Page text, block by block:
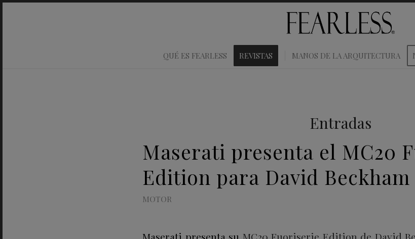
QUÉ ES FEARLESS REVISTAS MANOS DE LA ARQUITECTURA
Entradas
Maserati presenta el MC20
Edition para David Beckham
MOTOR
Maserati presenta su MC20 Fuoriserie Edition de David